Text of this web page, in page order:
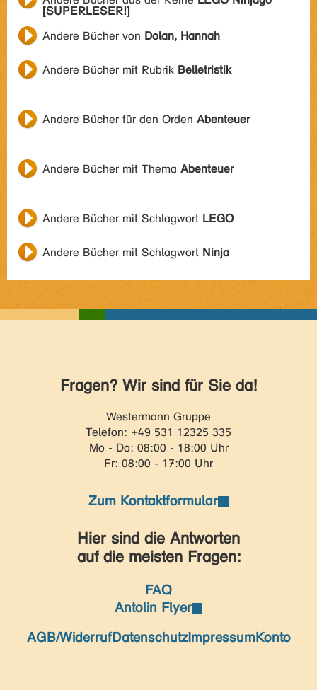
[SUPERLESER!]
Andere Bücher von Dolan, Hannah
Andere Bücher mit Rubrik Belletristik
Andere Bücher für den Orden Abenteuer
Andere Bücher mit Thema Abenteuer
Andere Bücher mit Schlagwort LEGO
Andere Bücher mit Schlagwort Ninja